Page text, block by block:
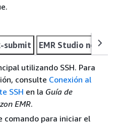
submit EMR Studio
utilizando SSH. Para
consulte Conexión al
SSH en la Guía de
EMR.
comando para iniciar el